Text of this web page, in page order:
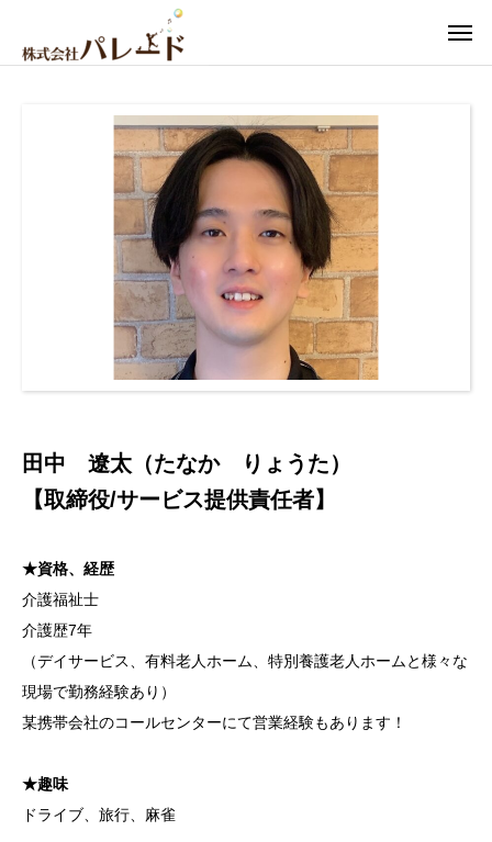
田中 遼太（たなか りょうた）
【取締役/サービス提供責任者】
★資格、経歴
介護福祉士
介護歴7年
（デイサービス、有料老人ホーム、特別養護老人ホームと様々な
現場で勤務経験あり）
某携帯会社のコールセンターにて営業経験もあります！
★趣味
ドライブ、旅行、麻雀